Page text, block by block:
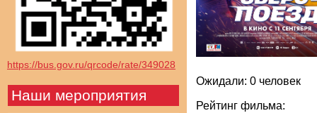
https://bus.gov.ru/qrcode/rate/349028
Наши мероприятия
Ожидали: 0 человек
Рейтинг фильма: